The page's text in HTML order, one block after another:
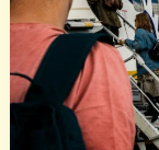
w
kolejkach